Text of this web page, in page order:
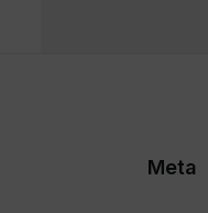
Meta